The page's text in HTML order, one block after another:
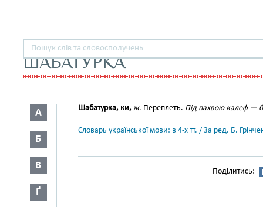
ШАБАТУРКА
А
Б
В
Ґ
Шабатурка, ки, ж. Переплетъ. Під пахвою «алеф —
Словарь української мови: в 4-х тт. / За ред. Б.
Поділитись: